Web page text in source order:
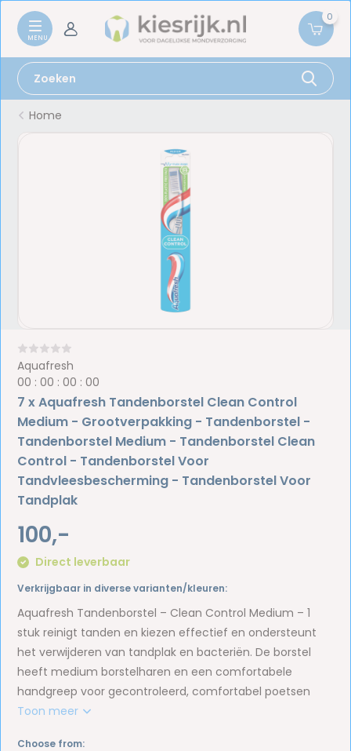
0
Home
Aquafresh
00 :00 :00 :00
7 x Aquafresh Tandenborstel Clean Control
Medium - Grootverpakking - Tandenborstel -
Tandenborstel Medium - Tandenborstel Clean
Control - Tandenborstel Voor
Tandvleesbescherming - Tandenborstel Voor
Tandplak
100,-
Direct leverbaar
Verkrijgbaar in diverse varianten/kleuren:
Aquafresh Tandenborstel – Clean Control Medium – 1
stuk reinigt tanden en kiezen effectief en ondersteunt
het verwijderen van tandplak en bacteriën. De borstel
heeft medium borstelharen en een comfortabele
handgreep voor gecontroleerd, comfortabel poetsen
Toon meer
Choose from: